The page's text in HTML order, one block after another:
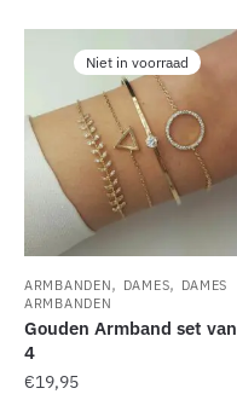
meerdere
variaties.
optie
kan
gekozen
worden
de
productpagina
Niet in voorraad
ARMBANDEN, DAMES, DAMES
ARMBANDEN
Gouden Armband set van
4
€19,95